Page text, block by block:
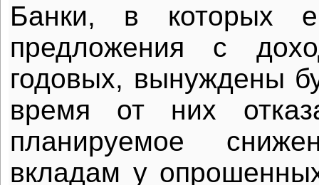
Банки, в которых
предложения с
годовых, вынуждены
время от них
планируемое
вкладам у